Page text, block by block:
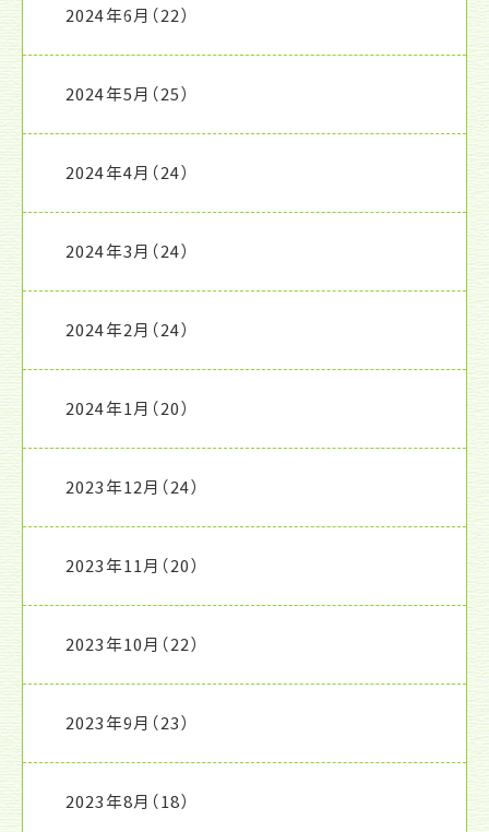
2024年6月 （22）
2024年5月 （25）
2024年4月 （24）
2024年3月 （24）
2024年2月 （24）
2024年1月 （20）
2023年12月 （24）
2023年11月 （20）
2023年10月 （22）
2023年9月 （23）
2023年8月 （18）